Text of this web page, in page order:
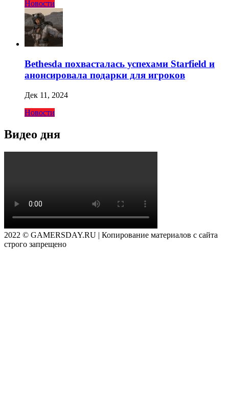
Новости
Bethesda похвасталась успехами Starfield и
анонсировала подарки для игроков
Дек 11, 2024
Новости
Видео дня
2022 © GAMERSDAY.RU | Копирование материалов с сайта
строго запрещено